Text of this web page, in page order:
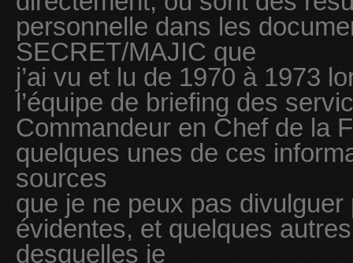
personnelle dans les
SECRET/MAJIC que
j’ai vu et lu de 1970 à 1973
l’équipe de briefing des
Commandeur en Chef de la
quelques unes de ces
sources
que je ne peux pas
évidentes, et quelques
desquelles je